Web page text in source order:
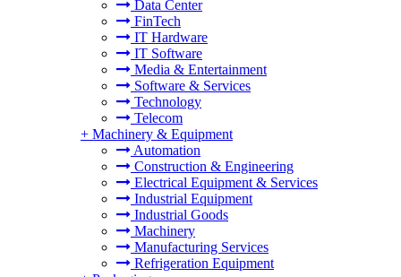
Data Center
FinTech
IT Hardware
IT Software
Media & Entertainment
Software & Services
Technology
Telecom
+ Machinery & Equipment
Automation
Construction & Engineering
Electrical Equipment & Services
Industrial Equipment
Industrial Goods
Machinery
Manufacturing Services
Refrigeration Equipment